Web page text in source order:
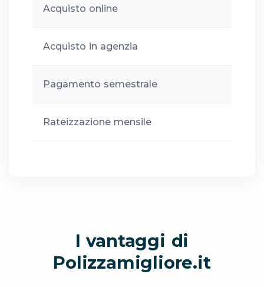
Acquisto online
Acquisto in agenzia
Pagamento semestrale
Rateizzazione mensile
I vantaggi di
Polizzamigliore.it